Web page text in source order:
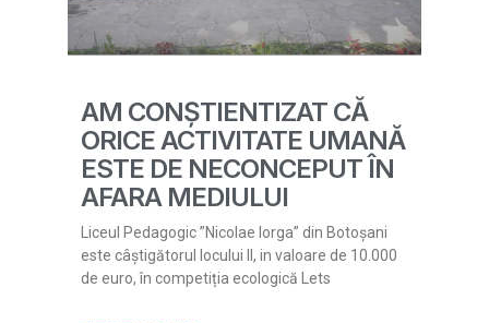
AM CONȘTIENTIZAT CĂ
ORICE ACTIVITATE UMANĂ
ESTE DE NECONCEPUT ÎN
AFARA MEDIULUI
Liceul Pedagogic ”Nicolae Iorga” din Botoșani
este câștigătorul locului II, in valoare de 10.000
de euro, în competiția ecologică Lets